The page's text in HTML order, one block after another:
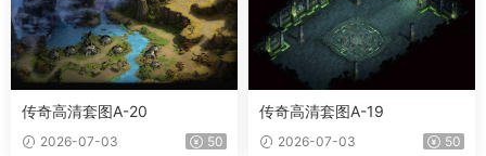
传奇高清套图A-20
2026-07-03 50
传奇高清套图A-19
2026-07-03 50